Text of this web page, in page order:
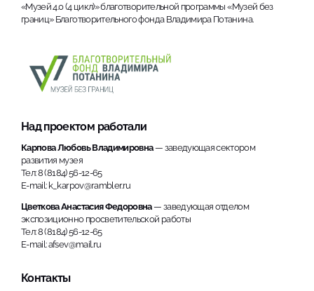
«Музей 4.0 (4 цикл)» благотворительной программы «Музей без
границ» Благотворительного фонда Владимира Потанина.
Над проектом работали
Карпова Любовь Владимировна— заведующая сектором
развития музея
Тел: 8 (8184) 56-12-65
E-mail: k_karpov@rambler.ru
Цветкова Анастасия Федоровна— заведующая отделом
экспозиционно просветительской работы
Тел: 8 (8184) 56-12-65
E-mail: afsev@mail.ru
Контакты